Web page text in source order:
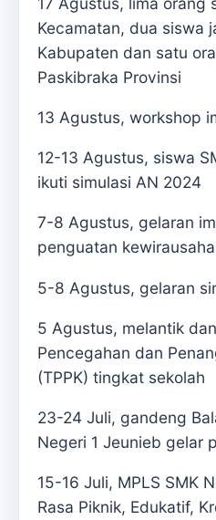
Kecamatan, dua siswa
Kabupaten dan satu
Paskibraka Provinsi
13 Agustus, workshop
12-13 Agustus, siswa
ikuti simulasi AN 2024
7-8 Agustus, gelaran
penguatan
5-8 Agustus, gelaran
5 Agustus, melantik
Pencegahan dan
(TPPK) tingkat sekolah
23-24 Juli, gandeng
Negeri 1 Jeunieb gelar
15-16 Juli, MPLS SMK
Rasa Piknik, Edukatif,